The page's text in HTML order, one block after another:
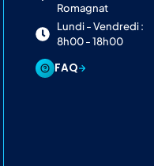
Romagnat
Lundi - Vendredi :
8h00 - 18h00
FAQ